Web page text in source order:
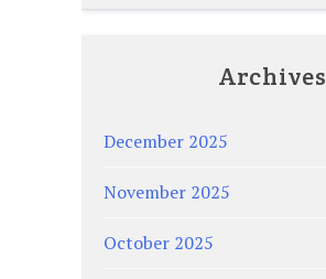
Archives
December 2025
November 2025
October 2025